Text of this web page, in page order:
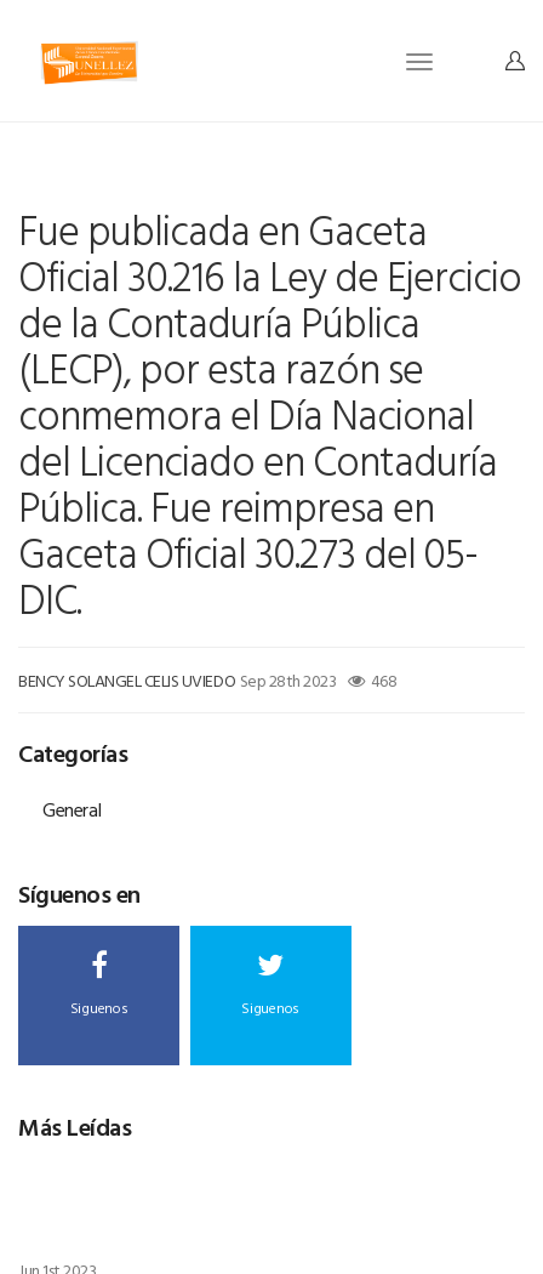
Toggle
Fue publicada en Gaceta
Oficial 30.216 la Ley de Ejercicio
de la Contaduría Pública
(LECP), por esta razón se
conmemora el Día Nacional
del Licenciado en Contaduría
Pública. Fue reimpresa en
Gaceta Oficial 30.273 del 05-
DIC.
BENCY SOLANGEL CELIS UVIEDO Sep 28th 2023 468
Categorías
General
Síguenos en
Siguenos Siguenos
Más Leídas